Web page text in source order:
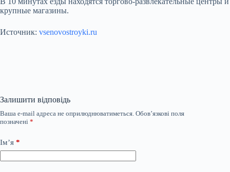
крупные магазины.
Источник: vsenovostroyki.ru
Залишити відповідь
Ваша e-mail адреса не оприлюднюватиметься. Обов’язкові поля
позначені *
Ім’я *